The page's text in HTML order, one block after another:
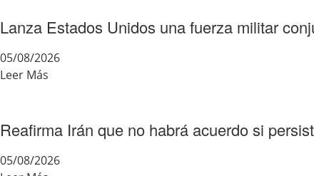
Lanza Estados Unidos una fuerza militar
05/08/2026
Leer Más
Reafirma Irán que no habrá acuerdo si
05/08/2026